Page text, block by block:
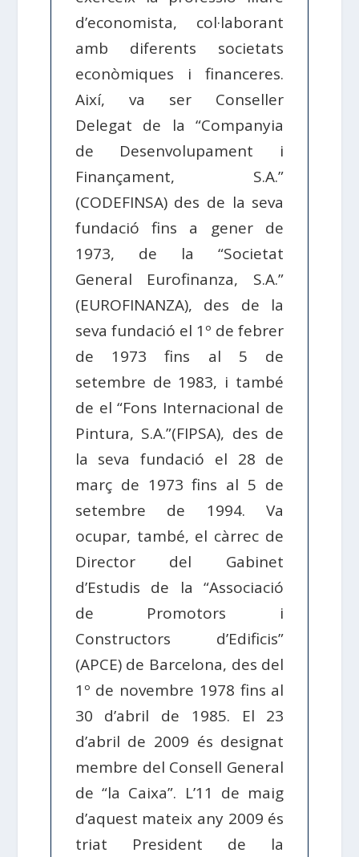
d’economista, col·laborant
amb diferents societats
econòmiques i financeres.
Així, va ser Conseller
Delegat de la “Companyia
de Desenvolupament i
Finançament, S.A.”
(CODEFINSA) des de la seva
fundació fins a gener de
1973, de la “Societat
General Eurofinanza, S.A.”
(EUROFINANZA), des de la
seva fundació el 1º de febrer
de 1973 fins al 5 de
setembre de 1983, i també
de el “Fons Internacional de
Pintura, S.A.”(FIPSA), des de
la seva fundació el 28 de
març de 1973 fins al 5 de
setembre de 1994. Va
ocupar, també, el càrrec de
Director del Gabinet
d’Estudis de la “Associació
de Promotors i
Constructors d’Edificis”
(APCE) de Barcelona, des del
1º de novembre 1978 fins al
30 d’abril de 1985. El 23
d’abril de 2009 és designat
membre del Consell General
de “la Caixa”. L’11 de maig
d’aquest mateix any 2009 és
triat President de la